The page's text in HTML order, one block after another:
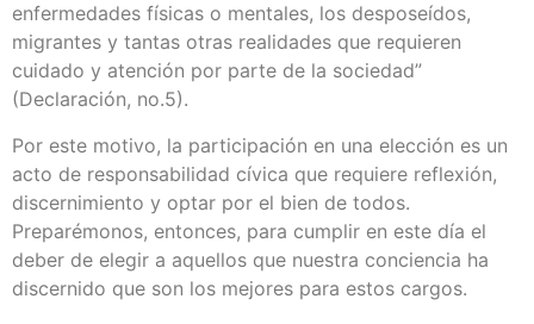
enfermedades físicas o mentales, los desposeídos,
migrantes y tantas otras realidades que requieren
cuidado y atención por parte de la sociedad”
(Declaración, no.5).
Por este motivo, la participación en una elección es un
acto de responsabilidad cívica que requiere reflexión,
discernimiento y optar por el bien de todos.
Preparémonos, entonces, para cumplir en este día el
deber de elegir a aquellos que nuestra conciencia ha
discernido que son los mejores para estos cargos.